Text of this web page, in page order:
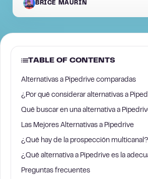
BRICE MAURIN
TABLE OF CONTENTS
Alternativas a Pipedrive comparadas
¿Por qué considerar alternativas a
Qué buscar en una alternativa a
Las Mejores Alternativas a Pipedrive
¿Qué hay de la prospección multicanal?
¿Qué alternativa a Pipedrive es la
Preguntas frecuentes